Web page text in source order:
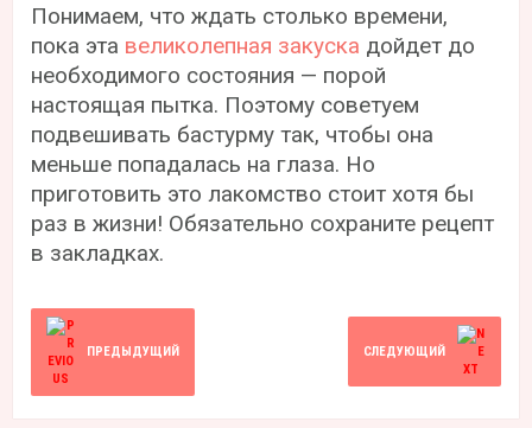
Понимаем, что ждать столько времени,
пока эта великолепная закуска дойдет до
необходимого состояния — порой
настоящая пытка. Поэтому советуем
подвешивать бастурму так, чтобы она
меньше попадалась на глаза. Но
приготовить это лакомство стоит хотя бы
раз в жизни! Обязательно сохраните рецепт
в закладках.
ПРЕДЫДУЩИЙ СЛЕДУЮЩИЙ